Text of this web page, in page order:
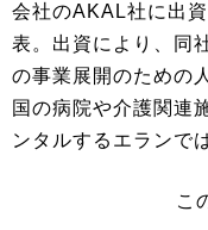
会社のAKAL社に出
表。出資により、同
の事業展開のための
国の病院や介護関連
ンタルするエランで
こ